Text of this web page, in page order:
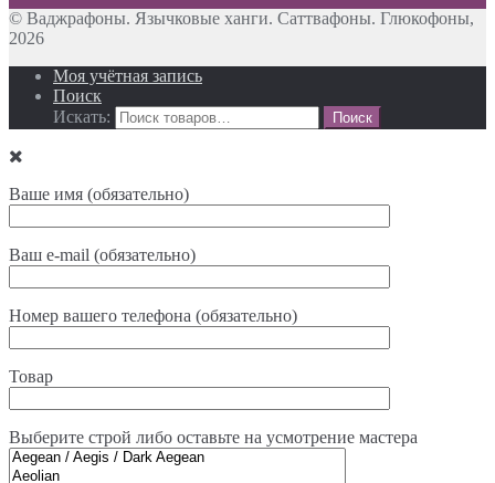
© Ваджрафоны. Язычковые ханги. Саттвафоны. Глюкофоны,
2026
Моя учётная запись
Поиск
Искать:
Ваше имя (обязательно)
Ваш e-mail (обязательно)
Номер вашего телефона (обязательно)
Товар
Выберите строй либо оставьте на усмотрение мастера